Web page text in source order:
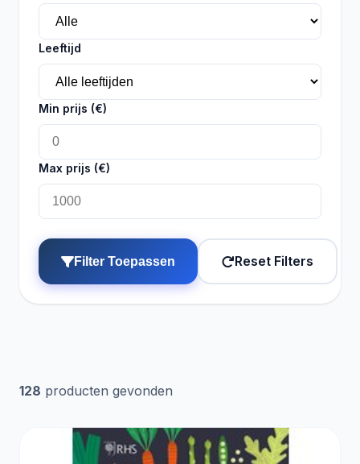
Leeftijd
Min prijs (€)
Max prijs (€)
Filter Toepassen Reset Filters
128 producten gevonden